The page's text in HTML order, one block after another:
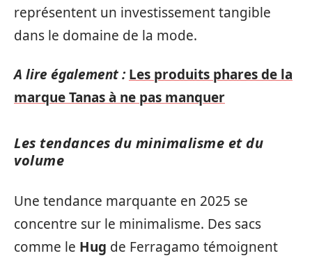
représentent un investissement tangible
dans le domaine de la mode.
A lire également : Les produits phares de la
marque Tanas à ne pas manquer
Les tendances du minimalisme et du
volume
Une tendance marquante en 2025 se
concentre sur le minimalisme. Des sacs
comme le Hug de Ferragamo témoignent